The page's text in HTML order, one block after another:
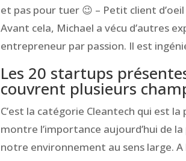
et pas pour tuer 😉 – Petit client
Avant cela, Michael a vécu d’autres
entrepreneur par passion. Il est
Les 20 startups
couvrent plusieurs
C’est la catégorie Cleantech qui est
montre l’importance aujourd’hui de
notre environnement au sens large. A